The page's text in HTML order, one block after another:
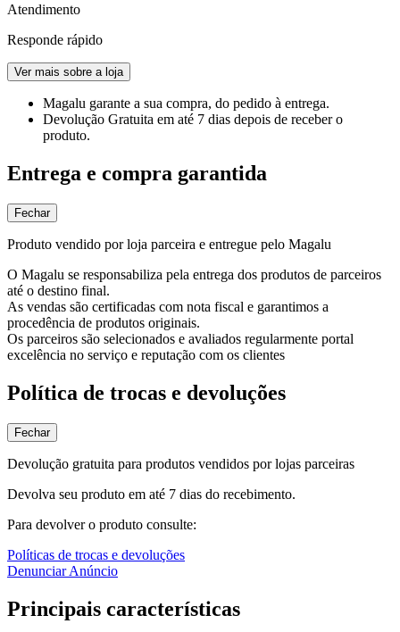
Atendimento
Responde rápido
Ver mais sobre a loja
Magalu garante a sua compra, do pedido à entrega.
Devolução Gratuita em até 7 dias depois de receber o
produto.
Entrega e compra garantida
Fechar
Produto vendido por loja parceira e entregue pelo Magalu
O Magalu se responsabiliza pela entrega dos produtos de parceiros
até o destino final.
As vendas são certificadas com nota fiscal e garantimos a
procedência de produtos originais.
Os parceiros são selecionados e avaliados regularmente portal
excelência no serviço e reputação com os clientes
Política de trocas e devoluções
Fechar
Devolução gratuita para produtos vendidos por lojas parceiras
Devolva seu produto em até 7 dias do recebimento.
Para devolver o produto consulte:
Políticas de trocas e devoluções
Denunciar Anúncio
Principais características